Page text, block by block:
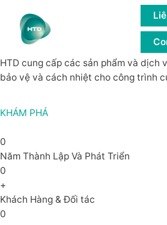
GIẢI PHÁP của các
vững
HTD cung cấp các sản phẩm và dịch
bảo vệ và cách nhiệt cho công trình
KHÁM PHÁ
0
Năm Thành Lập Và Phát Triển
0
+
Khách Hàng & Đối tác
0